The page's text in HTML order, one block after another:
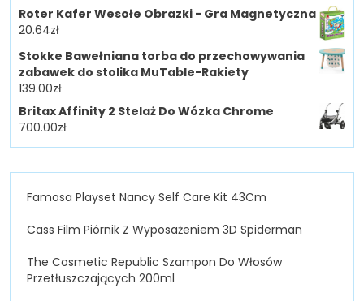
Roter Kafer Wesołe Obrazki - Gra Magnetyczna
20.64zł
Stokke Bawełniana torba do przechowywania
zabawek do stolika MuTable-Rakiety
139.00zł
Britax Affinity 2 Stelaż Do Wózka Chrome
700.00zł
Famosa Playset Nancy Self Care Kit 43Cm
Cass Film Piórnik Z Wyposażeniem 3D Spiderman
The Cosmetic Republic Szampon Do Włosów
Przetłuszczających 200ml